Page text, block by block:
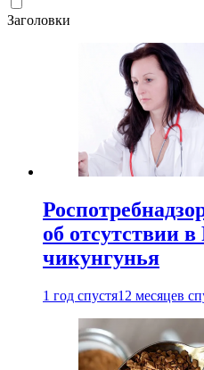
Заголовки
об отсутствии
чикунгунья
1 год спустя12 месяцев